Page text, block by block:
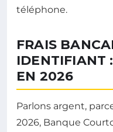
téléphone.
FRAIS
IDENTIFIANT
EN 2026
Parlons argent,
2026, Banque